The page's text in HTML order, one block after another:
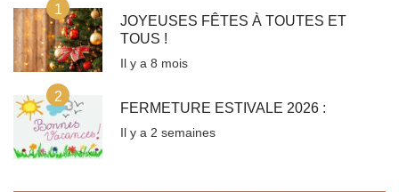
1
JOYEUSES FÊTES À TOUTES ET
TOUS !
Il y a 8 mois
2
FERMETURE ESTIVALE 2026 :
Il y a 2 semaines